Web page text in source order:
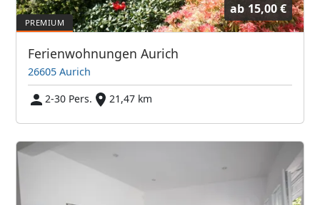
ab 15,00 €
Ferienwohnungen Aurich
26605 Aurich
2-30 Pers.
21,47 km